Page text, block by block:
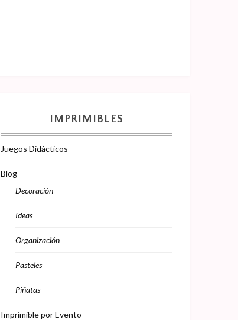
IMPRIMIBLES
Juegos Didácticos
Blog
Decoración
Ideas
Organización
Pasteles
Piñatas
Imprimible por Evento